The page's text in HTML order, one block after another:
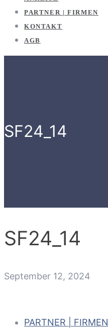
PARTNER | FIRMEN
KONTAKT
AGB
SF24_14
SF24_14
September 12, 2024
PARTNER | FIRMEN